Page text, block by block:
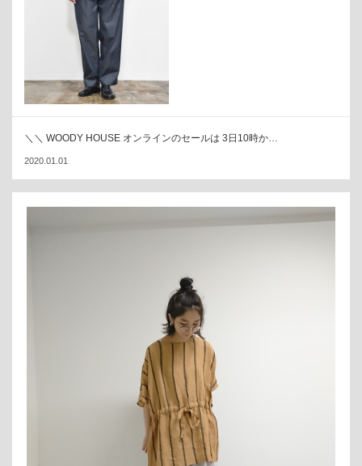
＼＼ WOODY HOUSE オンラインのセールは 3日10時か…
2020.01.01